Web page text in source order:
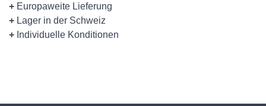
+ Europaweite Lieferung
+ Lager in der Schweiz
+ Individuelle Konditionen